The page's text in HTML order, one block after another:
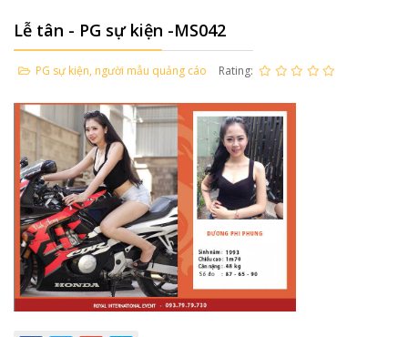
Lễ tân - PG sự kiện -MS042
PG sự kiện, người mẫu quảng cáo Rating: